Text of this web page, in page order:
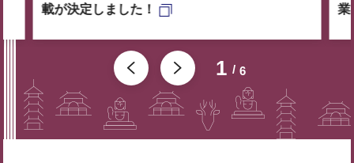
1 6
載が決定しました！
業